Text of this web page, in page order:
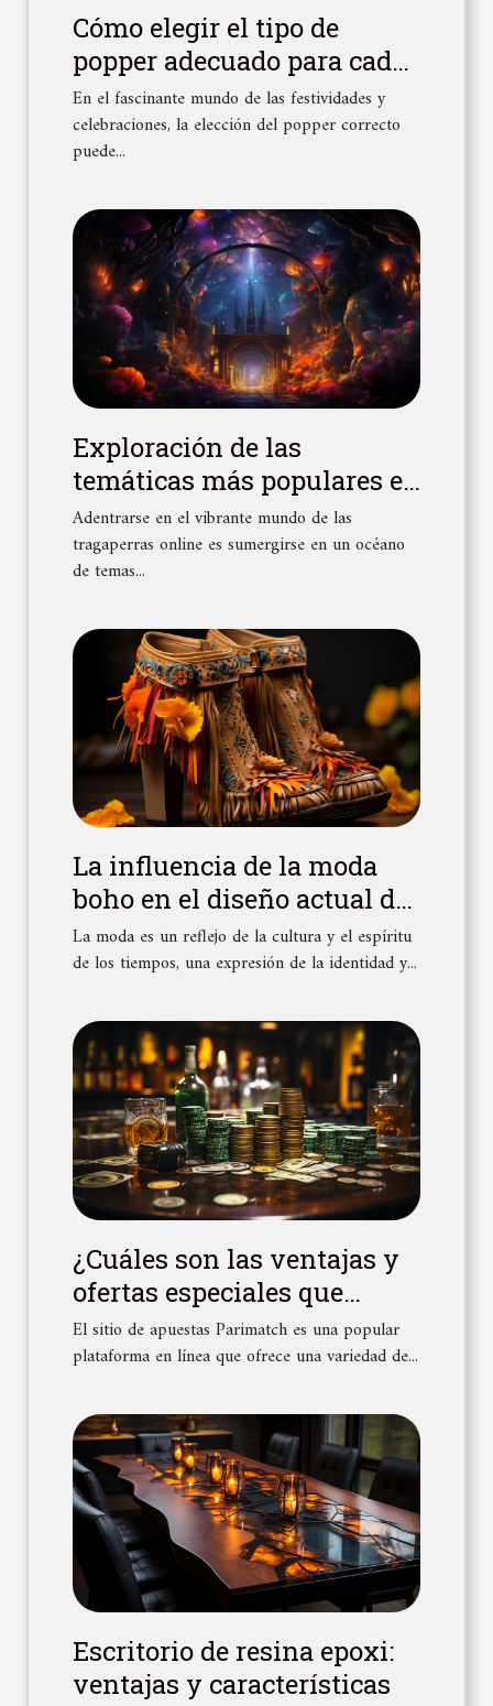
Cómo elegir el tipo de
popper adecuado para cada
ocasión
En el fascinante mundo de las festividades y
celebraciones, la elección del popper correcto
puede...
Exploración de las
temáticas más populares en
tragaperras online y su
impacto en la experiencia
de juego
Adentrarse en el vibrante mundo de las
tragaperras online es sumergirse en un océano
de temas...
La influencia de la moda
boho en el diseño actual de
calzado
La moda es un reflejo de la cultura y el espíritu
de los tiempos, una expresión de la identidad y...
¿Cuáles son las ventajas y
ofertas especiales que
ofrece el sitio de apuestas
Parimatch ?
El sitio de apuestas Parimatch es una popular
plataforma en línea que ofrece una variedad de...
Escritorio de resina epoxi:
ventajas y características